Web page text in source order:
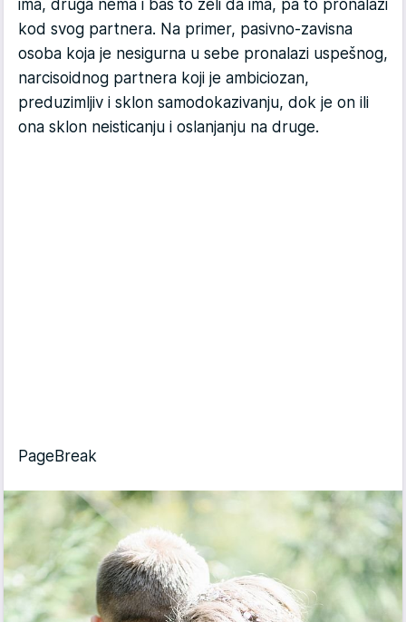
ima, druga nema i baš to želi da ima, pa to pronalazi
kod svog partnera. Na primer, pasivno-zavisna
osoba koja je nesigurna u sebe pronalazi uspešnog,
narcisoidnog partnera koji je ambiciozan,
preduzimljiv i sklon samodokazivanju, dok je on ili
ona sklon neisticanju i oslanjanju na druge.
PageBreak